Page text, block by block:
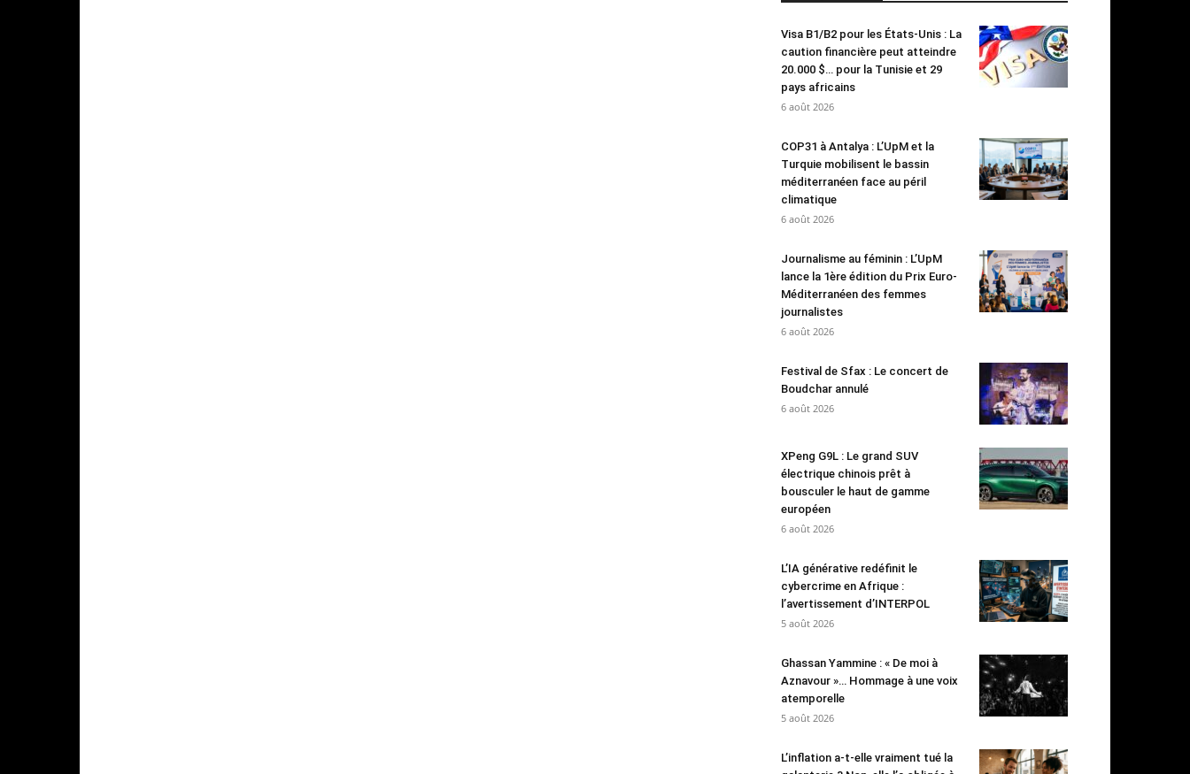
Visa B1/B2 pour les États-Unis : La
caution financière peut atteindre
20.000 $… pour la Tunisie et 29
pays africains
6 août 2026
COP31 à Antalya : L’UpM et la
Turquie mobilisent le bassin
méditerranéen face au péril
climatique
6 août 2026
Journalisme au féminin : L’UpM
lance la 1ère édition du Prix Euro-
Méditerranéen des femmes
journalistes
6 août 2026
Festival de Sfax : Le concert de
Boudchar annulé
6 août 2026
XPeng G9L : Le grand SUV
électrique chinois prêt à
bousculer le haut de gamme
européen
6 août 2026
L’IA générative redéfinit le
cybercrime en Afrique :
l’avertissement d’INTERPOL
5 août 2026
Ghassan Yammine : « De moi à
Aznavour »… Hommage à une voix
atemporelle
5 août 2026
L’inflation a-t-elle vraiment tué la